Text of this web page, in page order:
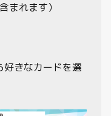
まれます）
好きなカードを選